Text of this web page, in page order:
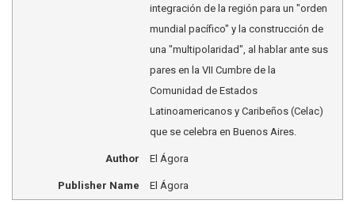
integración de la región para un "orden
mundial pacífico" y la construcción de
una "multipolaridad", al hablar ante sus
pares en la VII Cumbre de la
Comunidad de Estados
Latinoamericanos y Caribeños (Celac)
que se celebra en Buenos Aires.
Author El Ágora
Publisher Name El Ágora